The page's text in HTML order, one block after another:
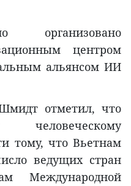
организовано
центром
альянсом ИИ
отметил, что
человеческому
тому, что Вьетнам
ведущих стран
Международной